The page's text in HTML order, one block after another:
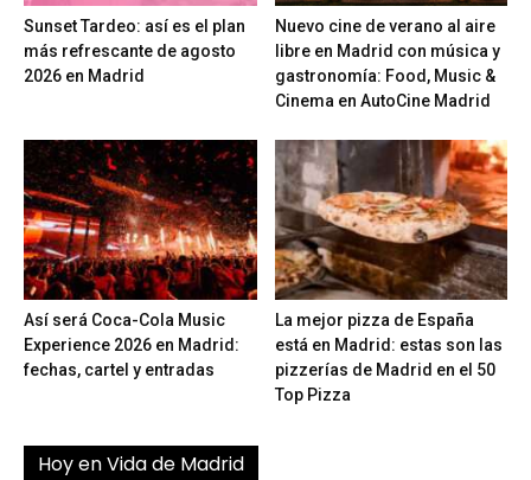
Sunset Tardeo: así es el plan
más refrescante de agosto
2026 en Madrid
Nuevo cine de verano al aire
libre en Madrid con música y
gastronomía: Food, Music &
Cinema en AutoCine Madrid
Así será Coca-Cola Music
Experience 2026 en Madrid:
fechas, cartel y entradas
La mejor pizza de España
está en Madrid: estas son las
pizzerías de Madrid en el 50
Top Pizza
Hoy en Vida de Madrid